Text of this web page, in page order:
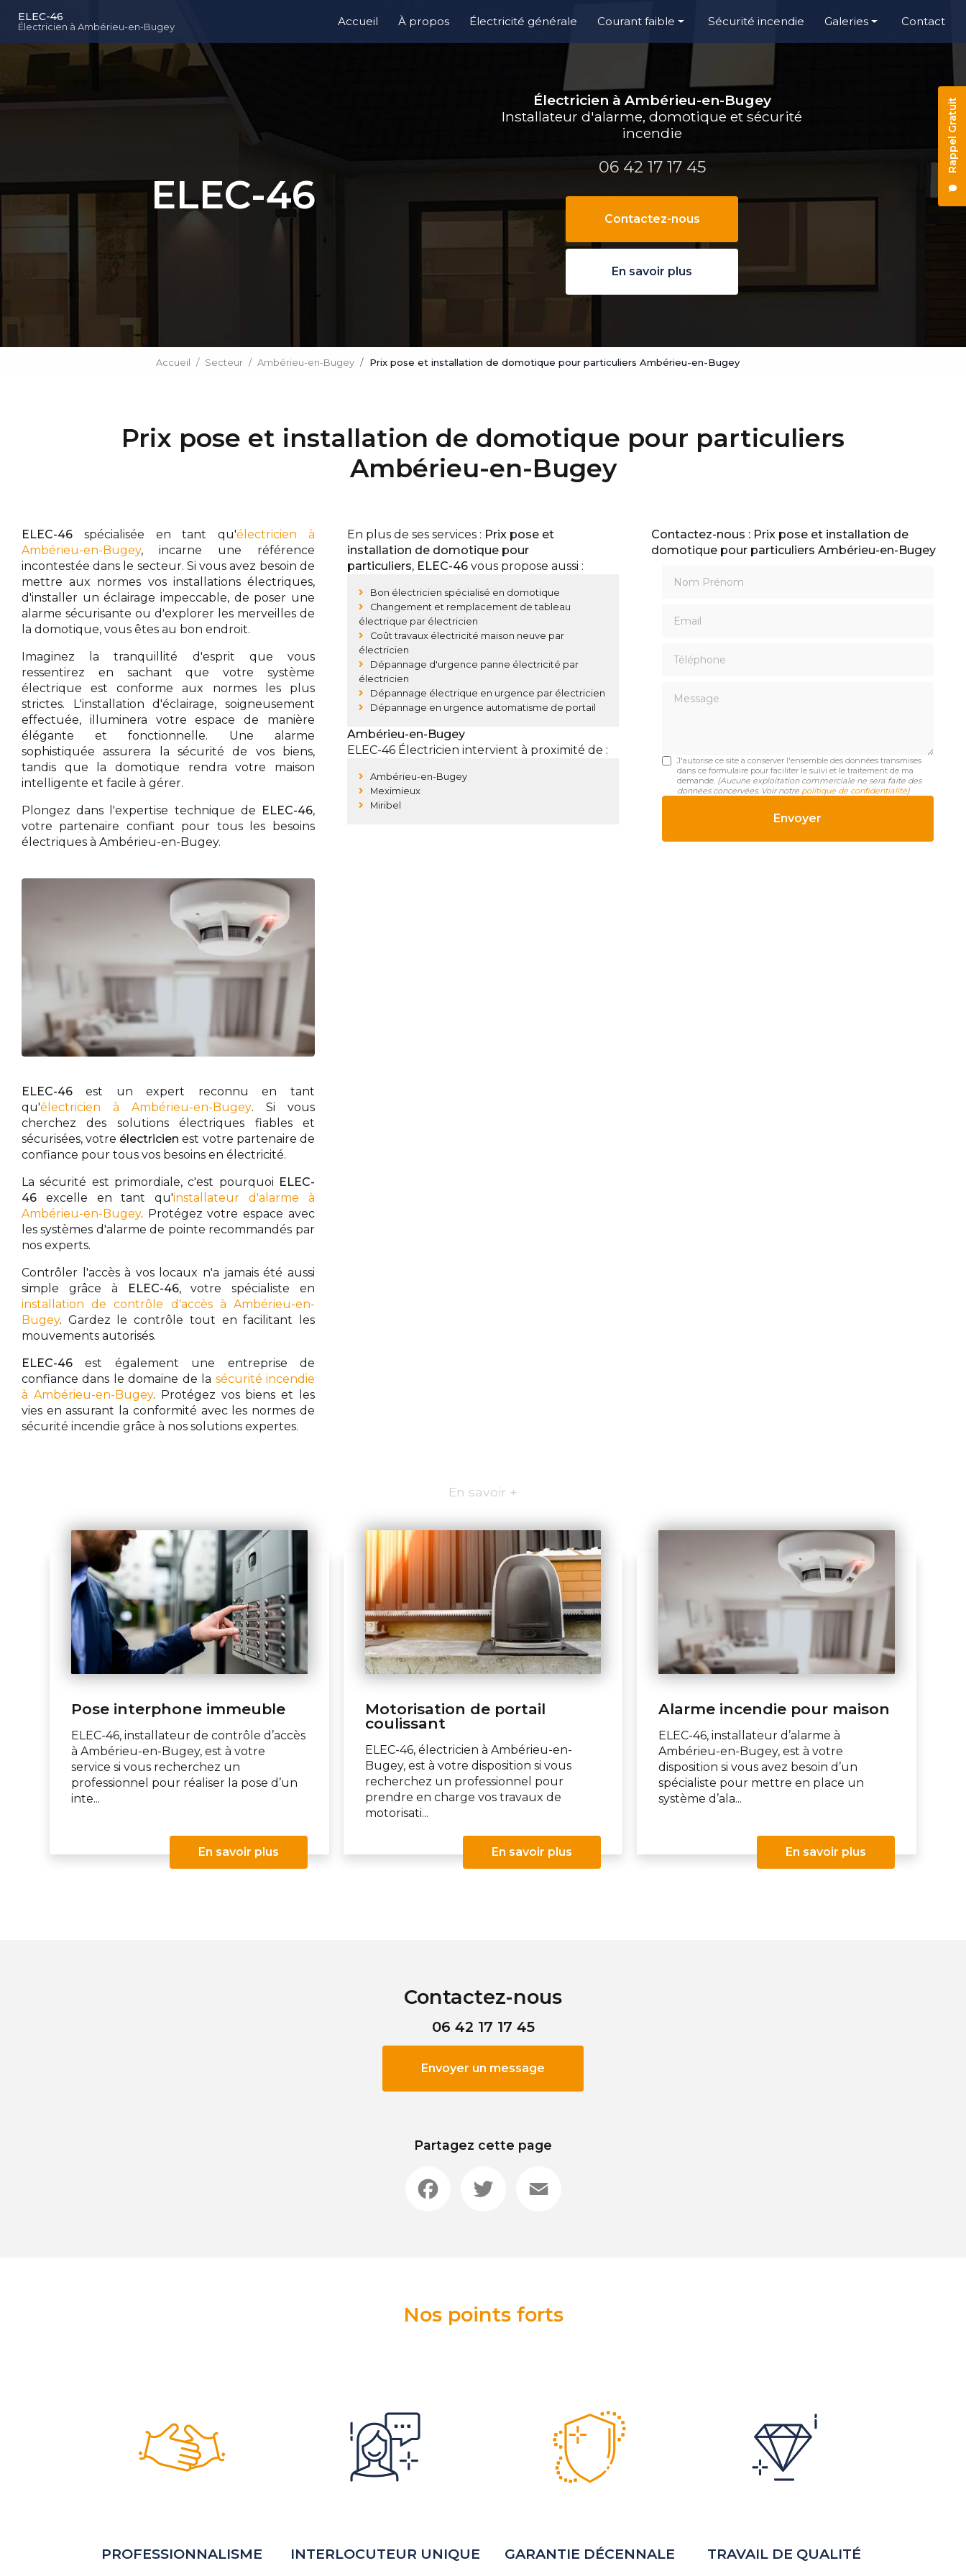
principal
ELEC-46
Électricien à Ambérieu-en-Bugey
Rappel Gratuit
Accueil
À propos Électricité générale Courant faible
Alarme
Contrôle d’accès
Sécurité incendie Galeries Contact
ELEC-46
Électricien à Ambérieu-en-Bugey
Installateur d'alarme, domotique et sécurité
incendie
06 42 17 17 45
Contactez-nous
En savoir plus
Accueil Secteur Ambérieu-en-Bugey Prix pose et installation de domotique pour particuliers Ambérieu-en-Bugey
Prix pose et installation de domotique pour particuliers
Ambérieu-en-Bugey
ELEC-46 spécialisée en tant qu'électricien à
Ambérieu-en-Bugey, incarne une référence
incontestée dans le secteur. Si vous avez besoin de
mettre aux normes vos installations électriques,
d'installer un éclairage impeccable, de poser une
alarme sécurisante ou d'explorer les merveilles de
la domotique, vous êtes au bon endroit.
Imaginez la tranquillité d'esprit que vous
ressentirez en sachant que votre système
électrique est conforme aux normes les plus
strictes. L'installation d'éclairage, soigneusement
effectuée, illuminera votre espace de manière
élégante et fonctionnelle. Une alarme
sophistiquée assurera la sécurité de vos biens,
tandis que la domotique rendra votre maison
intelligente et facile à gérer.
Plongez dans l'expertise technique de
ELEC-46,
votre partenaire confiant pour tous les besoins
électriques à Ambérieu-en-Bugey.
ELEC-46 est un expert reconnu en tant
qu'électricien à Ambérieu-en-Bugey. Si vous
cherchez des solutions électriques fiables et
sécurisées, votre électricien est votre partenaire de
confiance pour tous vos besoins en électricité.
La sécurité est primordiale, c'est pourquoi ELEC-
46 excelle en tant qu'installateur d'alarme à
Ambérieu-en-Bugey. Protégez votre espace avec
les systèmes d'alarme de pointe recommandés par
nos experts.
Contrôler l'accès à vos locaux n'a jamais été aussi
simple grâce à
ELEC-46, votre spécialiste en
installation de contrôle d'accès à Ambérieu-en-
Bugey. Gardez le contrôle tout en facilitant les
mouvements autorisés.
ELEC-46 est également une entreprise de
confiance dans le domaine de la sécurité incendie
à Ambérieu-en-Bugey. Protégez vos biens et les
vies en assurant la conformité avec les normes de
sécurité incendie grâce à nos solutions expertes.
En plus de ses services : Prix pose et
installation de domotique pour
particuliers, ELEC-46vous propose aussi :
Bon électricien spécialisé en domotique
Changement et remplacement de tableau
électrique par électricien
Coût travaux électricité maison neuve par
électricien
Dépannage d'urgence panne électricité par
électricien
Dépannage électrique en urgence par électricien
Dépannage en urgence automatisme de portail
Ambérieu-en-Bugey
ELEC-46 Électricien intervient à proximité de :
Ambérieu-en-Bugey
Meximieux
Miribel
Contactez-nous : Prix pose et installation de
domotique pour particuliers Ambérieu-en-Bugey
J'autorise ce site à conserver l'ensemble des données transmises
dans ce formulaire pour faciliter le suivi et le traitement de ma
demande. (Aucune exploitation commerciale ne sera faite des
données concervées. Voir notre politique de confidentialité)
En savoir +
Pose interphone immeuble
ELEC-46, installateur de contrôle d’accès
à Ambérieu-en-Bugey, est à votre
service si vous recherchez un
professionnel pour réaliser la pose d’un
inte...
En savoir plus
Motorisation de portail
coulissant
ELEC-46, électricien à Ambérieu-en-
Bugey, est à votre disposition si vous
recherchez un professionnel pour
prendre en charge vos travaux de
motorisati...
En savoir plus
Alarme incendie pour maison
ELEC-46, installateur d’alarme à
Ambérieu-en-Bugey, est à votre
disposition si vous avez besoin d’un
spécialiste pour mettre en place un
système d’ala...
En savoir plus
Contactez-nous
06 42 17 17 45
Envoyer un message
Partagez cette page
Nos points forts
PROFESSIONNALISME INTERLOCUTEUR UNIQUE GARANTIE DÉCENNALE TRAVAIL DE QUALITÉ